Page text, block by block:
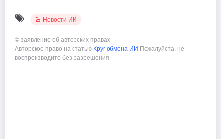
Новости ИИ
©заявление об авторских правах
Авторское право на статью Круг обмена ИИ Пожалуйста, не
воспроизводите без разрешения.